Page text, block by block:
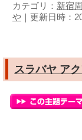
カテゴリ： 新宿
や ｜更新日時：
スラバヤ ア